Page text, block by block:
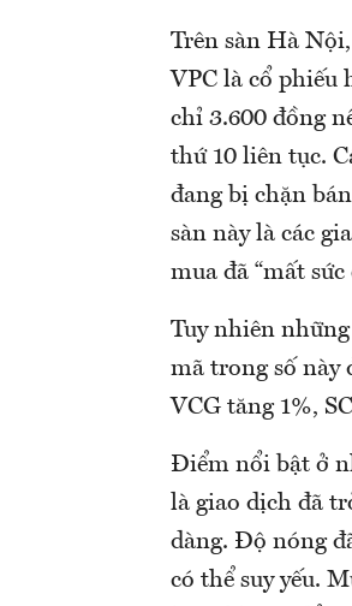
Trên sàn Hà
VPC là cổ phiếu
chỉ 3.600 đồng
thứ 10 liên tục.
đang bị chặn
sàn này là các
mua đã “mất
Tuy nhiên
mã trong số này
VCG tăng 1%,
Điểm nổi bật ở
là giao dịch đã
dàng. Độ nóng
có thể suy yếu.